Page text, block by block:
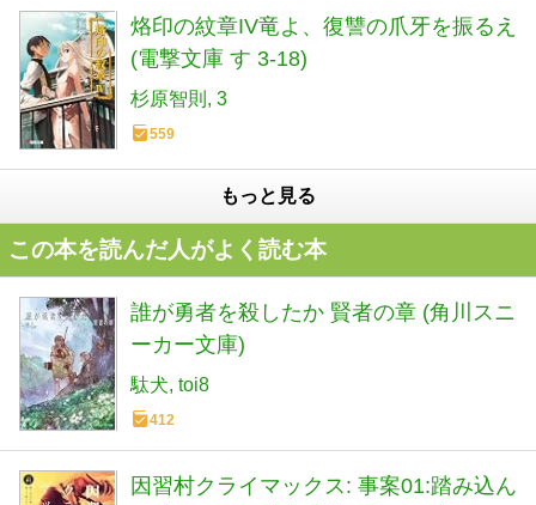
烙印の紋章IV竜よ、復讐の爪牙を振るえ
(電撃文庫 す 3-18)
杉原智則 3
559
もっと見る
この本を読んだ人がよく読む本
誰が勇者を殺したか 賢者の章 (角川スニ
ーカー文庫)
駄犬 toi8
412
因習村クライマックス: 事案01:踏み込ん